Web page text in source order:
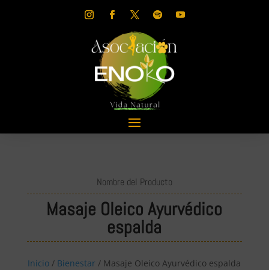
Nombre del Producto
Masaje Oleico Ayurvédico
espalda
Inicio / Bienestar / Masaje Oleico Ayurvédico espalda